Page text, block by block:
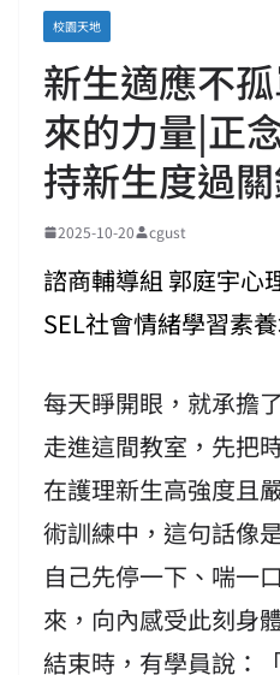
校園天地
新生適應不
來的力量|正
持新生度過
2025-10-20 cgust
諮商輔導組 郭庭宇心
SEL社會情緒學習素
每天睜開眼，就承擔
走進這間教室，先把
在護理新生高強度且
術訓練中，這句話
自己先停一下、喘一
來，向內感受此刻身
結束時，有學員說：